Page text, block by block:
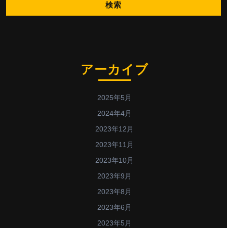
アーカイブ
2025年5月
2024年4月
2023年12月
2023年11月
2023年10月
2023年9月
2023年8月
2023年6月
2023年5月